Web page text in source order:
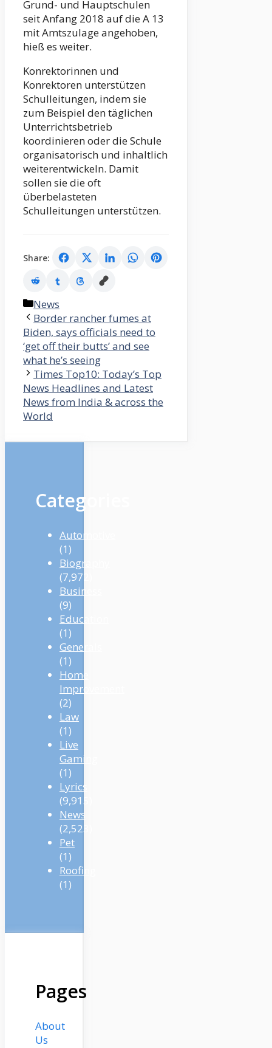
Grund- und Hauptschulen
seit Anfang 2018 auf die A 13
mit Amtszulage angehoben,
hieß es weiter.
Konrektorinnen und
Konrektoren unterstützen
Schulleitungen, indem sie
zum Beispiel den täglichen
Unterrichtsbetrieb
koordinieren oder die Schule
organisatorisch und inhaltlich
weiterentwickeln. Damit
sollen sie die oft
überbelasteten
Schulleitungen unterstützen.
Share:
Categories
News
Border rancher fumes at
Biden, says officials need to
‘get off their butts’ and see
what he’s seeing
Times Top10: Today’s Top
News Headlines and Latest
News from India & across the
World
Categories
Automotive
(1)
Biography
(7,972)
Business
(9)
Education
(1)
Generals
(1)
Home
Improvement
(2)
Law
(1)
Live
Gaming
(1)
Lyrics
(9,915)
News
(2,523)
Pet
(1)
Roofing
(1)
Pages
About
Us